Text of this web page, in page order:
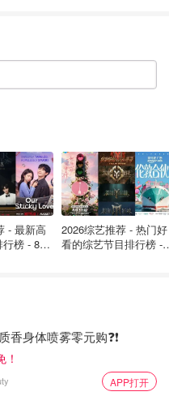
觉全身都不舒服，特别
好，用了它皮肤立马恢
得是个全能的精华，不能
些成分会起到这些效果
- 最新高
榜 - 8月
2026综艺推荐 - 热门好
看的综艺节目排行榜 -
香身体喷雾零元购❓❗
APP打开